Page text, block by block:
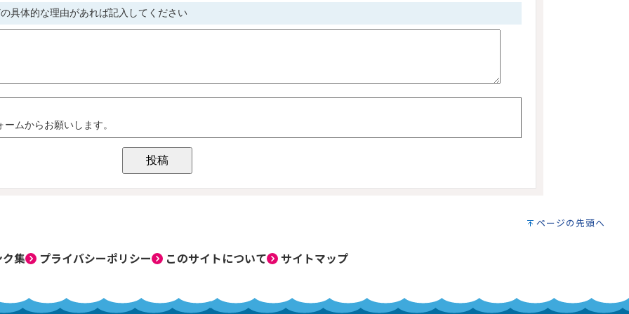
ページの先頭へ
集 プライバシーポリシー このサイトについて サイトマップ